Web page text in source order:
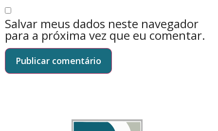
Salvar meus dados neste navegador
para a próxima vez que eu comentar.